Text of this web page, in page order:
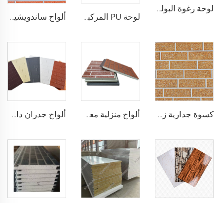
لوحة رغوة البولي يوريثين المعزولة المقاومة للحريق لوحة جانبية معدنية خارجية لوحات جدران خارجية من رغوة PU لمبانٍ خارجية
لوحة PU المركبة منخفضة التكلفة للسقف/الجدار لمباني البناء المعدني المسبقة الصنع/المصنع/المستودع
ألواح ساندويشية من الصلب مقاومة لعوادل الجو عزل حراري للجدران الخارجية المعدنية عزل حراري للواجهات المنزلية
كسوة جدارية زخرفية من البولي يوريثين على شكل الطوب الاصطناعي المقاوم للحريق، ألواح ساندويشية من رغوة البولي يوريثين مع عزل حراري، ألواح معدنية ساندويشية بدون فواصل ألواح منزلية معدنية منحوتة مسبقة التجهيز ألواح جانبية للجدران المعدنية مع عزل صوتي لوح رغوي بولي يوريثين مركب ألواح جدران داخلية مقاومة للماء ألواح جدران خارجية زخرفية للأماكن الخارجية